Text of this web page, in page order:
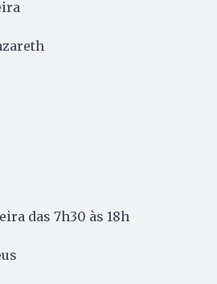
das 7h30 às 18h